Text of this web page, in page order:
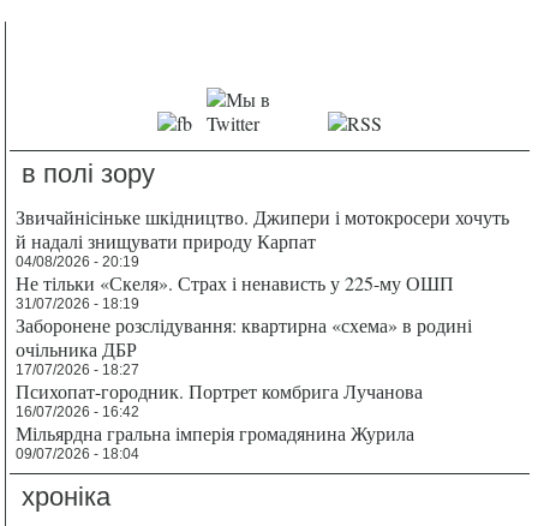
в полі зору
Звичайнісіньке шкідництво. Джипери і мотокросери хочуть
й надалі знищувати природу Карпат
04/08/2026 - 20:19
Не тільки «Скеля». Страх і ненависть у 225-му ОШП
31/07/2026 - 18:19
Заборонене розслідування: квартирна «схема» в родині
очільника ДБР
17/07/2026 - 18:27
Психопат-городник. Портрет комбрига Лучанова
16/07/2026 - 16:42
Мільярдна гральна імперія громадянина Журила
09/07/2026 - 18:04
хроніка